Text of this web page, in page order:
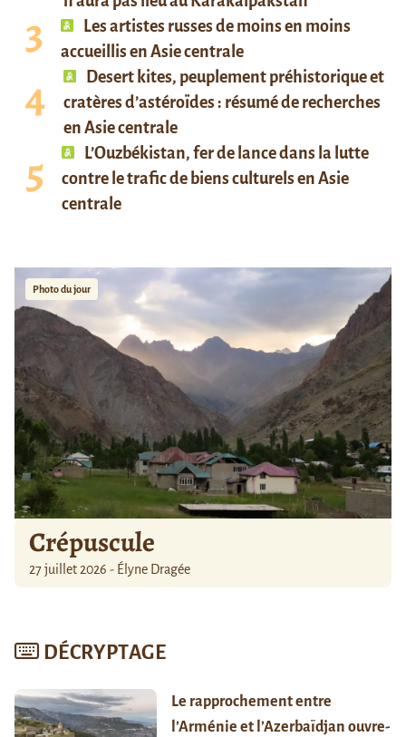
Les artistes russes de moins en moins
accueillis en Asie centrale
Desert kites, peuplement préhistorique et
cratères d’astéroïdes : résumé de recherches
en Asie centrale
L’Ouzbékistan, fer de lance dans la lutte
contre le trafic de biens culturels en Asie
centrale
Photo du jour
Crépuscule
27 juillet 2026 - Élyne Dragée
DÉCRYPTAGE
Le rapprochement entre
l’Arménie et l’Azerbaïdjan ouvre-